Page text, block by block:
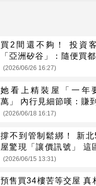
買2間還不夠！ 投資
「亞洲矽谷」：隨便買
(2026/06/26 16:27)
她看上精裝屋「一年
萬」 內行見細節嘆：賺
(2026/06/18 16:17)
撐不到管制鬆綁！ 新北
屋驚現「讓價訊號」 這
三成
(2026/06/15 13:31)
預售買34樓苦等交屋 真